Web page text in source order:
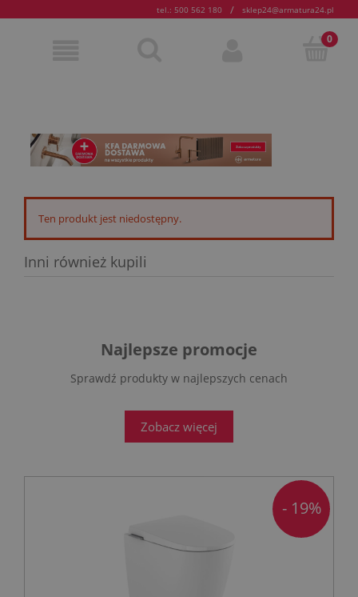
tel.: 500 562 180 / sklep24@armatura24.pl
Ten produkt jest niedostępny.
Inni również kupili
Najlepsze promocje
Sprawdź produkty w najlepszych cenach
Zobacz więcej
- 19%